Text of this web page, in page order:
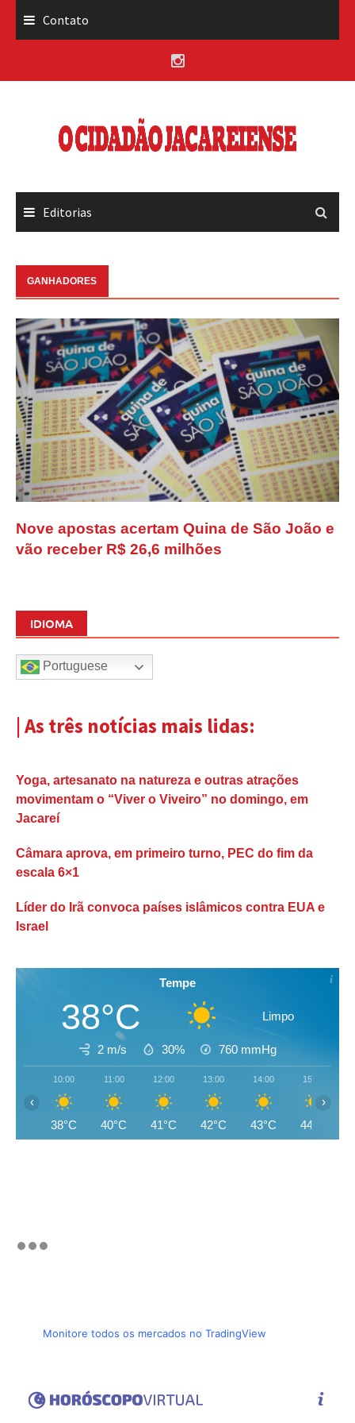
Contato
Editorias
GANHADORES
Nove apostas acertam Quina de São João e
vão receber R$ 26,6 milhões
IDIOMA
Portuguese
| As três notícias mais lidas:
Yoga, artesanato na natureza e outras atrações
movimentam o “Viver o Viveiro” no domingo, em
Jacareí
Câmara aprova, em primeiro turno, PEC do fim da
escala 6×1
Líder do Irã convoca países islâmicos contra EUA e
Israel
Tempe
38°C Limpo
2 m/s 30% 760 mmHg
10:00
38°C
11:00
40°C
12:00
41°C
13:00
42°C
14:00
43°C
15:00
44°C
‹ ›
Monitore todos os mercados no TradingView